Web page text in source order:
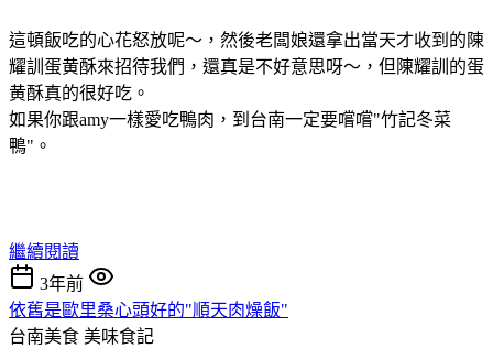
這頓飯吃的心花怒放呢～，然後老闆娘還拿出當天才收到的陳
耀訓蛋黄酥來招待我們，還真是不好意思呀～，但陳耀訓的蛋
黄酥真的很好吃。
如果你跟amy一樣愛吃鴨肉，到台南一定要嚐嚐"竹記冬菜
鴨"。
繼續閱讀
3年前
依舊是歐里桑心頭好的"順天肉燥飯"
台南美食 美味食記